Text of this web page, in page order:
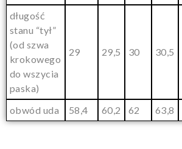
długość
stanu “tył”
(od szwa
krokowego
do wszycia
paska)
29 29,5 30 30,5
obwód uda 58,4 60,2 62 63,8